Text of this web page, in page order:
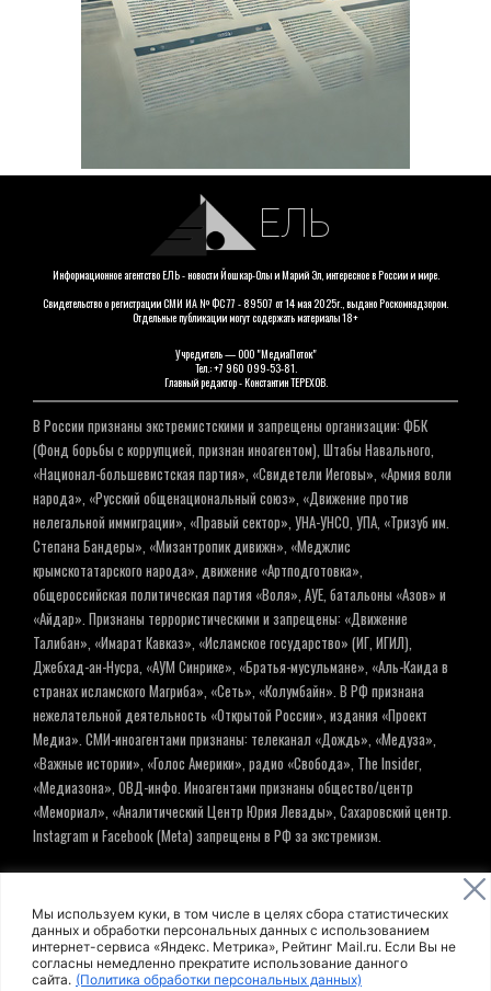
Мы используем куки, в том числе в целях сбора статистических
данных и обработки персональных данных с использованием
интернет-сервиса «Яндекс. Метрика», Рейтинг Mail.ru. Если Вы не
согласны немедленно прекратите использование данного
сайта. (Политика обработки персональных данных)
ЕЛЬ
Информационное агентство ЕЛЬ - новости Йошкар-Олы и Марий Эл, интересное в России и мире.
Свидетельство о регистрации СМИ ИА № ФС 77 - 89507 от 14 мая 2025г., выдано Роскомнадзором.
Отдельные публикации могут содержать материалы 18+
Учредитель — ООО "МедиаПоток"
Тел.: +7 960 099-53-81.
Главный редактор - Константин ТЕРЕХОВ.
В России признаны экстремистскими и запрещены организации: ФБК
(Фонд борьбы с коррупцией, признан иноагентом), Штабы Навального,
«Национал-большевистская партия», «Свидетели Иеговы», «Армия воли
народа», «Русский общенациональный союз», «Движение против
нелегальной иммиграции», «Правый сектор», УНА-УНСО, УПА, «Тризуб им.
Степана Бандеры», «Мизантропик дивижн», «Меджлис
крымскотатарского народа», движение «Артподготовка»,
общероссийская политическая партия «Воля», АУЕ, батальоны «Азов» и
«Айдар». Признаны террористическими и запрещены: «Движение
Талибан», «Имарат Кавказ», «Исламское государство» (ИГ, ИГИЛ),
Джебхад-ан-Нусра, «АУМ Синрике», «Братья-мусульмане», «Аль-Каида в
странах исламского Магриба», «Сеть», «Колумбайн». В РФ признана
нежелательной деятельность «Открытой России», издания «Проект
Медиа». СМИ-иноагентами признаны: телеканал «Дождь», «Медуза»,
«Важные истории», «Голос Америки», радио «Свобода», The Insider,
«Медиазона», ОВД-инфо. Иноагентами признаны общество/центр
«Мемориал», «Аналитический Центр Юрия Левады», Сахаровский центр.
Instagram и Facebook (Metа) запрещены в РФ за экстремизм.
© ИНФОРМАЦИОННОЕ АГЕНТСТВО ЕЛЬ
Политика обработки персональных данных
Пользовательское соглашение